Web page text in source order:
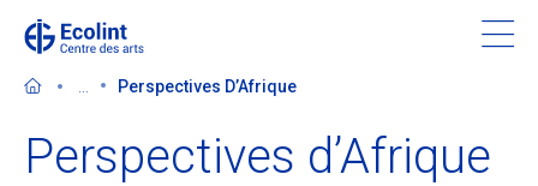
content
Perspectives D’Afrique
Perspectives d’Afrique